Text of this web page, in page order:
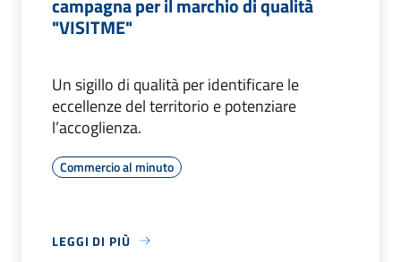
campagna per il marchio di qualità
"VISITME"
Un sigillo di qualità per identificare le
eccellenze del territorio e potenziare
l’accoglienza.
Commercio al minuto
LEGGI DI PIÙ